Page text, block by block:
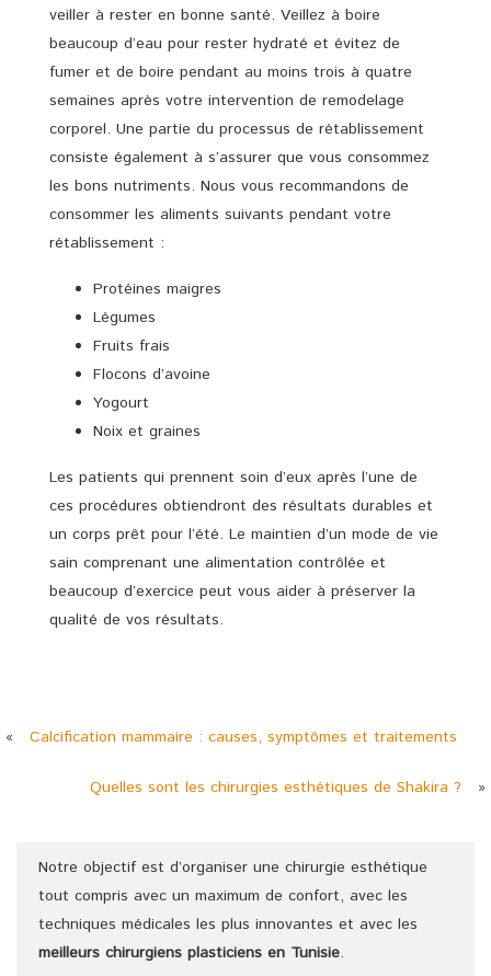
veiller à rester en bonne santé. Veillez à boire
beaucoup d’eau pour rester hydraté et évitez de
fumer et de boire pendant au moins trois à quatre
semaines après votre intervention de remodelage
corporel. Une partie du processus de rétablissement
consiste également à s’assurer que vous consommez
les bons nutriments. Nous vous recommandons de
consommer les aliments suivants pendant votre
rétablissement :
Protéines maigres
Légumes
Fruits frais
Flocons d’avoine
Yogourt
Noix et graines
Les patients qui prennent soin d’eux après l’une de
ces procédures obtiendront des résultats durables et
un corps prêt pour l’été. Le maintien d’un mode de vie
sain comprenant une alimentation contrôlée et
beaucoup d’exercice peut vous aider à préserver la
qualité de vos résultats.
« Calcification mammaire : causes, symptômes et traitements
Quelles sont les chirurgies esthétiques de Shakira ? »
Notre objectif est d’organiser une chirurgie esthétique
tout compris avec un maximum de confort, avec les
techniques médicales les plus innovantes et avec les
meilleurs chirurgiens plasticiens en Tunisie.